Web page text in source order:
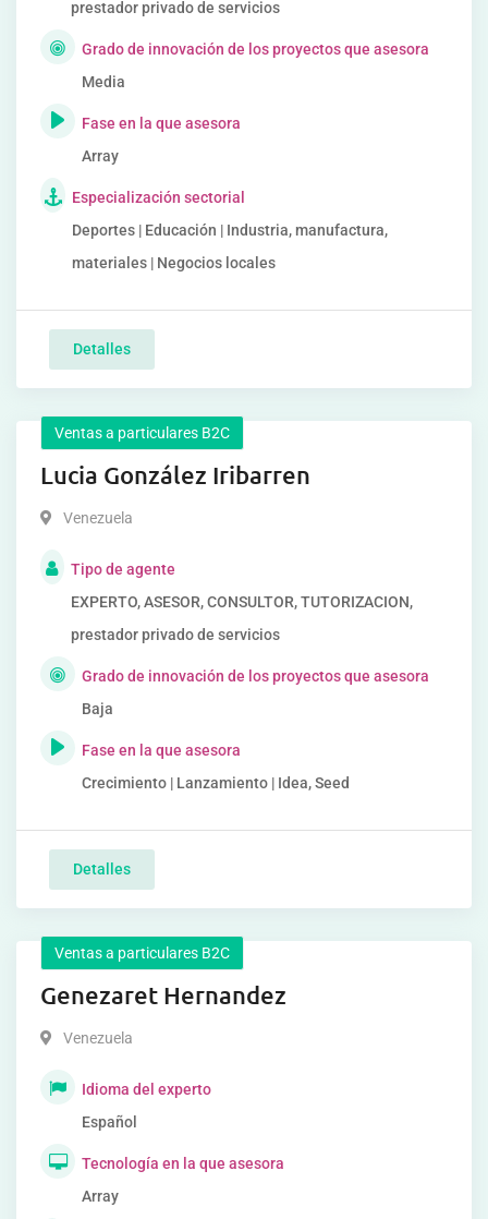
prestador privado de servicios
Grado de innovación de los proyectos que asesora
Media
Fase en la que asesora
Array
Especialización sectorial
Deportes | Educación | Industria, manufactura,
materiales | Negocios locales
Detalles
Ventas a particulares B2C
Lucia González Iribarren
Venezuela
Tipo de agente
EXPERTO, ASESOR, CONSULTOR, TUTORIZACION,
prestador privado de servicios
Grado de innovación de los proyectos que asesora
Baja
Fase en la que asesora
Crecimiento | Lanzamiento | Idea, Seed
Detalles
Ventas a particulares B2C
Genezaret Hernandez
Venezuela
Idioma del experto
Español
Tecnología en la que asesora
Array